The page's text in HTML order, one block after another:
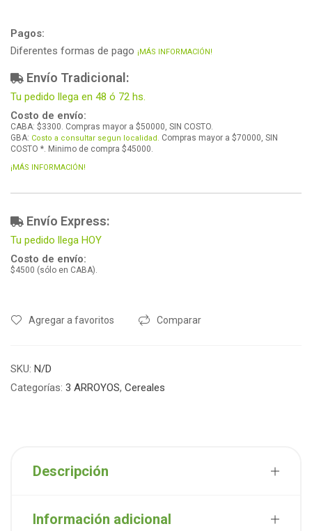
Pagos:
Diferentes formas de pago ¡MÁS INFORMACIÓN!
Envío Tradicional:
Tu pedido llega en 48 ó 72 hs.
Costo de envío:
CABA: $3300. Compras mayor a $50000, SIN COSTO.
GBA: Costo a consultar segun localidad.
Compras mayor a $70000, SIN
COSTO *. Minimo de compra $45000.
¡MÁS INFORMACIÓN!
Envío Express:
Tu pedido llega HOY
Costo de envío:
$4500 (sólo en CABA).
Agregar a favoritos Comparar
SKU: N/D
Categorías: 3 ARROYOS, Cereales
Descripción
Información adicional